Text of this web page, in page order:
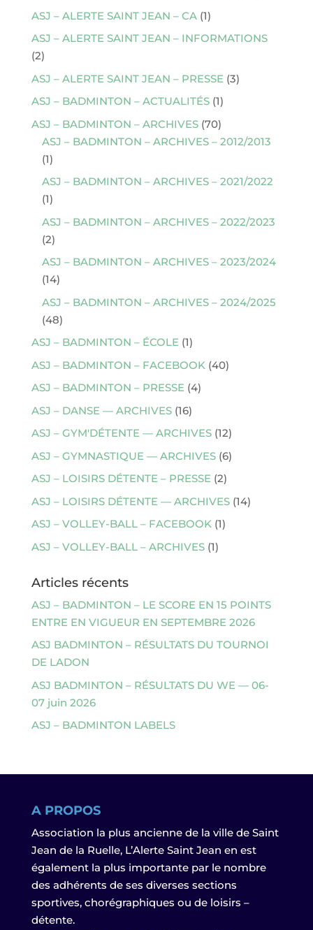
ASJ – ALERTE SAINT JEAN – CA(1)
ASJ – ALERTE SAINT JEAN – INFORMATIONS
(2)
ASJ – ALERTE SAINT JEAN – PRESSE (3)
ASJ – BADMINTON – ACTUALITÉS(1)
ASJ – BADMINTON – ARCHIVES(70)
ASJ – BADMINTON – ARCHIVES – 2012/2013
(1)
ASJ – BADMINTON – ARCHIVES – 2021/2022
(1)
ASJ – BADMINTON – ARCHIVES – 2022/2023
(2)
ASJ – BADMINTON – ARCHIVES – 2023/2024
(14)
ASJ – BADMINTON – ARCHIVES – 2024/2025
(48)
ASJ – BADMINTON – ÉCOLE(1)
ASJ – BADMINTON – FACEBOOK (40)
ASJ – BADMINTON – PRESSE(4)
ASJ – DANSE — ARCHIVES(16)
ASJ – GYM'DÉTENTE — ARCHIVES(12)
ASJ – GYMNASTIQUE — ARCHIVES(6)
ASJ – LOISIRS DÉTENTE – PRESSE(2)
ASJ – LOISIRS DÉTENTE — ARCHIVES(14)
ASJ – VOLLEY-BALL – FACEBOOK(1)
ASJ – VOLLEY-BALL – ARCHIVES(1)
Articles récents
ASJ – BADMINTON – LE SCORE EN 15 POINTS
ENTRE EN VIGUEUR EN SEPTEMBRE 2026
ASJ BADMINTON – RÉSULTATS DU TOURNOI
DE LADON
ASJ BADMINTON – RÉSULTATS DU WE — 06-
07 juin 2026
ASJ – BADMINTON LABELS
A PROPOS
Association la plus ancienne de la ville de Saint
Jean de la Ruelle, L’Alerte Saint Jean en est
également la plus importante par le nombre
des adhérents de ses diverses sections
sportives, chorégraphiques ou de loisirs –
détente.